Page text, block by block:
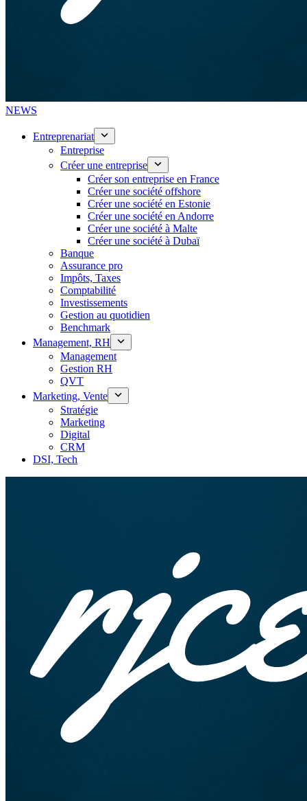
NEWS
Entreprenariat
Entreprise
Créer une entreprise
Créer son entreprise en France
Créer une société offshore
Créer une société en Estonie
Créer une société en Andorre
Créer une société à Malte
Créer une société à Dubaï
Banque
Assurance pro
Impôts, Taxes
Comptabilité
Investissements
Gestion au quotidien
Benchmark
Management, RH
Management
Gestion RH
QVT
Marketing, Vente
Stratégie
Marketing
Digital
CRM
DSI, Tech